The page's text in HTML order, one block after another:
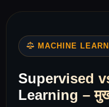
MACHINE
Supervised
Learning –